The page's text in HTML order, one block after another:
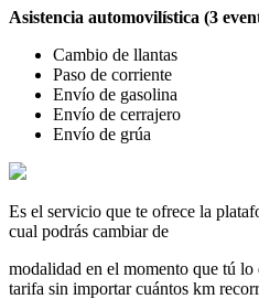
Asistencia automovilística (3
Cambio de llantas
Paso de corriente
Envío de gasolina
Envío de cerrajero
Envío de grúa
Es el servicio que te ofrece la
cual podrás cambiar de
modalidad en el momento que tú lo
tarifa sin importar cuántos km